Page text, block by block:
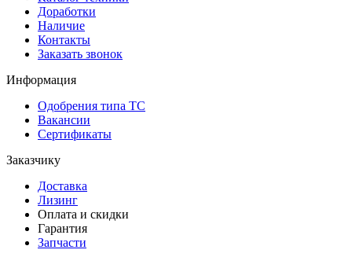
Доработки
Наличие
Контакты
Заказать звонок
Информация
Одобрения типа ТС
Вакансии
Сертификаты
Заказчику
Доставка
Лизинг
Оплата и скидки
Гарантия
Запчасти